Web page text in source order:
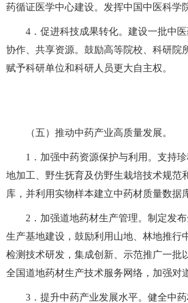
药循证医学中心建设。发挥中国中医科学
4．促进科技成果转化。建设一批中
协作、共享资源。鼓励高等院校、科研院
赋予科研单位和科研人员更大自主权。
（五）推动中药产业高质量发展。
1．加强中药资源保护与利用。支持
地加工、野生抚育及仿野生栽培技术规范
库，并利用实物样本建立中药材质量数据
2．加强道地药材生产管理。制定发
生产基地建设，鼓励利用山地、林地推行
检测技术研发，集成创新、示范推广一批
全国道地药材生产技术服务网络，加强对
3．提升中药产业发展水平。健全中